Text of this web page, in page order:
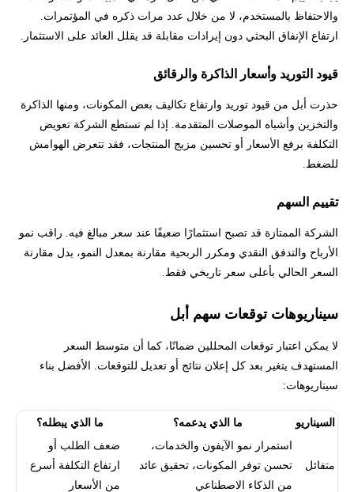
والاحتفاظ بالمستخدم، لا من خلال عدد مرات ذكره في المؤتمرات.
ارتفاع الإنفاق البحثي دون إيرادات مقابلة قد يقلل العائد على الاستثمار.
قيود التوريد وأسعار الذاكرة والرقائق
حذرت أبل من قيود توريد وارتفاع تكاليف بعض المكونات، ومنها الذاكرة
والتخزين وأشباه الموصلات المتقدمة. إذا لم تستطع الشركة تعويض
التكلفة برفع الأسعار أو تحسين مزيج المنتجات، فقد تتعرض الهوامش
للضغط.
تقييم السهم
الشركة الممتازة قد تصبح استثمارًا ضعيفًا عند سعر مبالغ فيه. راقب نمو
الأرباح والتدفق النقدي ومكرر الربحية مقارنة بمعدل النمو، بدل مقارنة
السعر الحالي بأعلى سعر تاريخي فقط.
سيناريوهات توقعات سهم أبل
لا يمكن اعتبار توقعات المحللين ضمانًا، كما أن متوسط السعر
المستهدف يتغير بعد كل إعلان نتائج أو تعديل للتوقعات. الأفضل بناء
سيناريوهات:
السيناريو ما الذي يدعمه؟ ما الذي يبطله؟
متفائل
استمرار نمو الآيفون والخدمات،
تحسن توفر المكونات، تحقيق عائد
من الذكاء الاصطناعي
ضعف الطلب أو
ارتفاع التكلفة أسرع
من الأسعار